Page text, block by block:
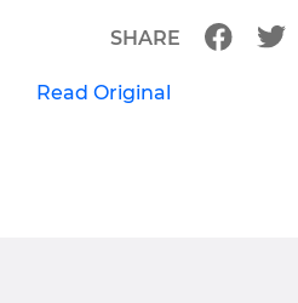
Read Original
SHARE